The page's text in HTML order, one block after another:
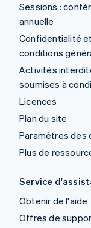
Sessions :
annuelle
Confidentialité
conditions
Activités
soumises à
Licences
Plan du site
Paramètres des
Plus de
Service
Obtenir de l'aide
Offres de